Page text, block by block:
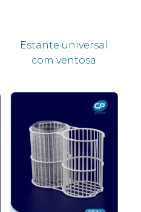
Estante universal
com ventosa